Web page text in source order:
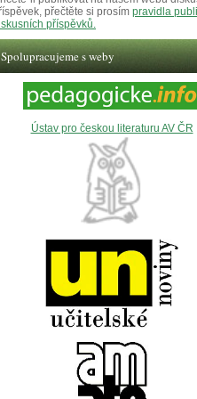
přečtěte si prosím pravidla
příspěvků.
Spolupracujeme s weby
Ústav pro českou literaturu AV ČR